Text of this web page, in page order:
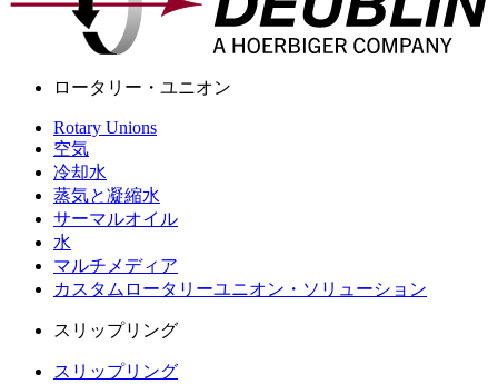
ロータリー・ユニオン
Rotary Unions
空気
冷却水
蒸気と凝縮水
サーマルオイル
水
マルチメディア
カスタムロータリーユニオン・ソリューション
スリップリング
スリップリング